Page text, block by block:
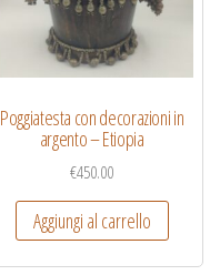
Poggiatesta con decorazioni in
argento – Etiopia
€450.00
Aggiungi al carrello